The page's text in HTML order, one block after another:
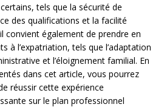
tels que la sécurité de
des qualifications et la facilité
convient également de prendre en
à l’expatriation, tels que l’adaptation
et l’éloignement familial. En
dans cet article, vous pourrez
réussir cette expérience
sur le plan professionnel